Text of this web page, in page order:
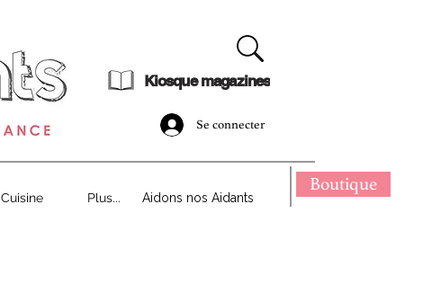
Kiosque magazines
Se connecter
Cuisine Plus...
Boutique
Aidons nos Aidants